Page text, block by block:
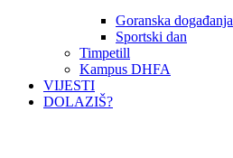
Goranska događanja
Sportski dan
Timpetill
Kampus DHFA
VIJESTI
DOLAZIŠ?